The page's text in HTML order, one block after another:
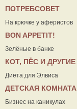
ПОТРЕБСОВЕТ
На крючке у аферистов
ВON APPETIT!
Зелёные в банке
КОТ, ПЁС И ДРУГИЕ
Диета для Элвиса
ДЕТСКАЯ КОМНАТА
Бизнес на каникулах